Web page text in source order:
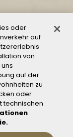
oder
auf
von
auf der
zu
oder
technischen